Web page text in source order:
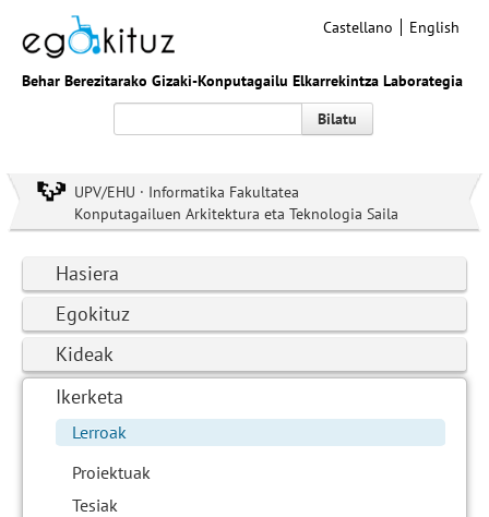
Behar Berezitarako Gizaki-Konputagailu Elkarrekintza Laborategia
Castellano English
Bilatu
UPV/EHU · Informatika Fakultatea
Konputagailuen Arkitektura eta Teknologia Saila
Hasiera
Egokituz
Kideak
Ikerketa
Lerroak
Proiektuak
Tesiak